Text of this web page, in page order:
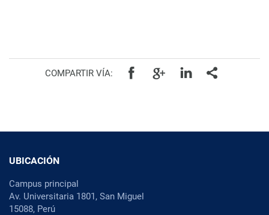
COMPARTIR VÍA:
UBICACIÓN
Campus principal
Av. Universitaria 1801, San Miguel
15088, Perú